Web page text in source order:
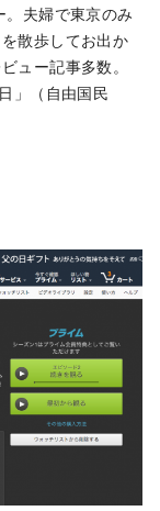
夫婦で東京のみ
散歩してお出か
ュー記事多数。
」（自由国民